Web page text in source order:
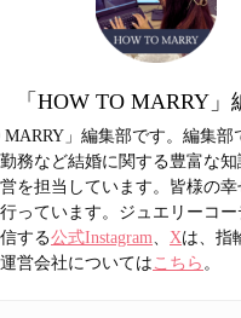
「HOW TO MARRY」
MARRY」編集部です。編集部
務など結婚に関する豊富な
を担当しています。皆様の
っています。ジュエリーコ
する公式Instagram、 Xは、指
営会社については こちら 。